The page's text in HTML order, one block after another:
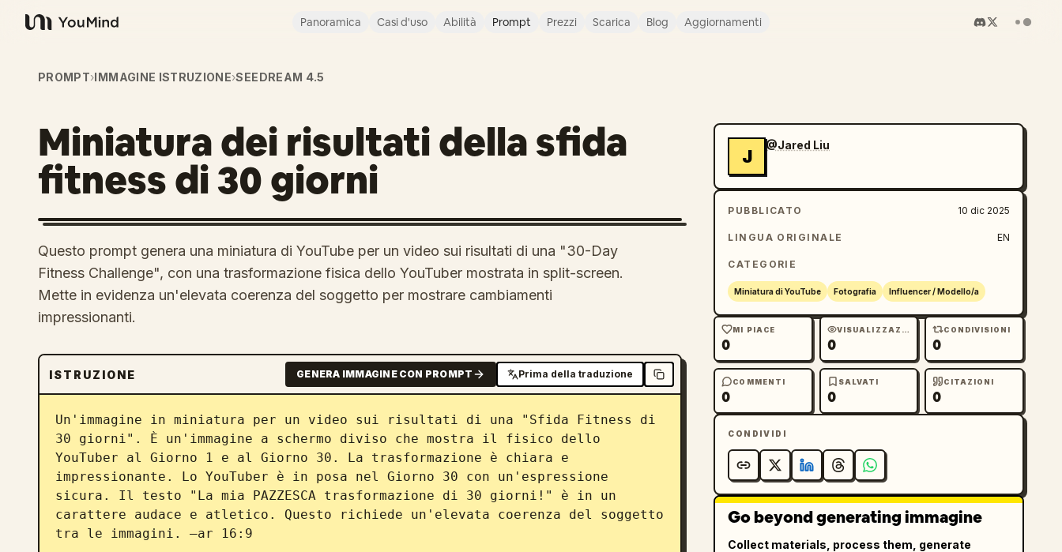
YouMind
Panoramica Casi d'uso Abilità Prompt Prezzi Scarica Blog Aggiornamenti
PROMPT›IMMAGINE ISTRUZIONE›SEEDREAM 4.5
Miniatura dei risultati della sfida
fitness di 30 giorni
Questo prompt genera una miniatura di YouTube per un video sui risultati di una "30-Day
Fitness Challenge", con una trasformazione fisica dello YouTuber mostrata in split-screen.
Mette in evidenza un'elevata coerenza del soggetto per mostrare cambiamenti
impressionanti.
ISTRUZIONE GENERA IMMAGINE CON PROMPT Prima della traduzione
Un'immagine in miniatura per un video sui risultati di una "Sfida Fitness di
30 giorni". È un'immagine a schermo diviso che mostra il fisico dello
YouTuber al Giorno 1 e al Giorno 30. La trasformazione è chiara e
impressionante. Lo YouTuber è in posa nel Giorno 30 con un'espressione
sicura. Il testo "La mia PAZZESCA trasformazione di 30 giorni!" è in un
carattere audace e atletico. Questo richiede un'elevata coerenza del soggetto
tra le immagini. –ar 16:9
J
@Jared Liu
PUBBLICATO 10 dic 2025
LINGUA ORIGINALE EN
CATEGORIE
Miniatura di YouTube Fotografia Influencer / Modello/a
MI PIACE
0
VISUALIZZAZIONI
0
CONDIVISIONI
0
COMMENTI
0
SALVATI
0
CITAZIONI
0
CONDIVIDI
Go beyond generating immagine
Collect materials, process them, generate